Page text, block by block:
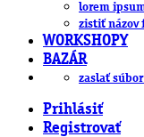
lorem
zistiť názov
WORKSHOPY
BAZÁR
zaslať
Prihlásiť
Registrovať